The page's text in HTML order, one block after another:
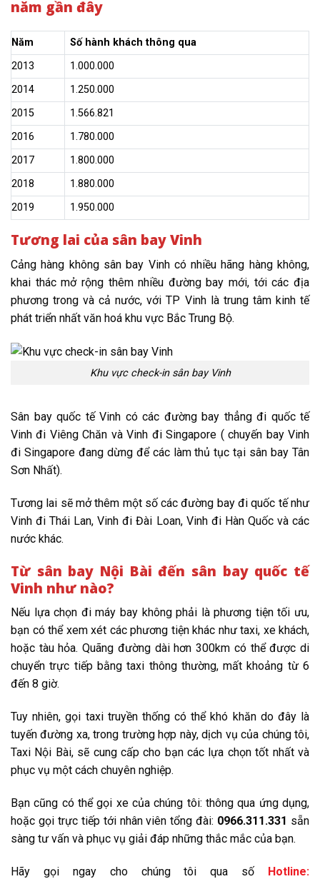
năm gần đây
Năm
Số hành khách thông qua
2013
1.000.000
2014
1.250.000
2015
1.566.821
2016
1.780.000
2017
1.800.000
2018
1.880.000
2019
1.950.000
Tương lai của sân bay Vinh
Cảng hàng không sân bay Vinh có nhiều hãng hàng không,
khai thác mở rộng thêm nhiều đường bay mới, tới các địa
phương trong và cả nước, với TP Vinh là trung tâm kinh tế
phát triển nhất văn hoá khu vực Bắc Trung Bộ.
Khu vực check-in sân bay Vinh
Sân bay quốc tế Vinh có các đường bay thẳng đi quốc tế
Vinh đi Viêng Chăn và Vinh đi Singapore ( chuyến bay Vinh
đi Singapore đang dừng để các làm thủ tục tại sân bay Tân
Sơn Nhất).
Tương lai sẽ mở thêm một số các đường bay đi quốc tế như
Vinh đi Thái Lan, Vinh đi Đài Loan, Vinh đi Hàn Quốc và các
nước khác.
Từ sân bay Nội Bài đến sân bay quốc tế
Vinh như nào?
Nếu lựa chọn đi máy bay không phải là phương tiện tối ưu,
bạn có thể xem xét các phương tiện khác như taxi, xe khách,
hoặc tàu hỏa. Quãng đường dài hơn 300km có thể được di
chuyển trực tiếp bằng taxi thông thường, mất khoảng từ 6
đến 8 giờ.
Tuy nhiên, gọi taxi truyền thống có thể khó khăn do đây là
tuyến đường xa, trong trường hợp này, dịch vụ của chúng tôi,
Taxi Nội Bài, sẽ cung cấp cho bạn các lựa chọn tốt nhất và
phục vụ một cách chuyên nghiệp.
Bạn cũng có thể gọi xe của chúng tôi: thông qua ứng dụng,
hoặc gọi trực tiếp tới nhân viên tổng đài: 0966.311.331 sẵn
sàng tư vấn và phục vụ giải đáp những thắc mắc của bạn.
Hãy gọi ngay cho chúng tôi qua số
Hotline: